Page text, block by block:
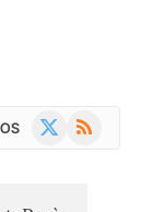
RSS